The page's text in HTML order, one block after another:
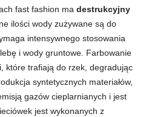
fast fashion ma destrukcyjny
ilości wody zużywane są do
intensywnego stosowania
i wody gruntowe. Farbowanie
które trafiają do rzek, degradując
syntetycznych materiałów,
gazów cieplarnianych i jest
jest wykonanych z